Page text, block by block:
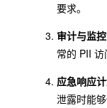
要求。
审计与监控
常的 PII 访
应急响应
泄露时能